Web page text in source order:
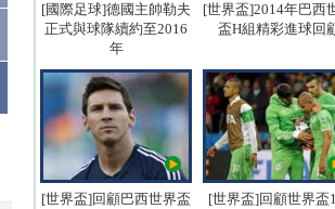
[國際足球]德國主帥勒夫
正式與球隊續約至2016
年
[世界盃]2014年巴西
盃H組精彩進球回
[世界盃]回顧巴西世界盃
[世界盃]回顧世界盃